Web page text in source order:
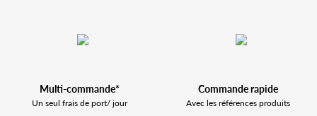
Multi-commande*
Un seul frais de port/ jour
Commande rapide
Avec les références produits